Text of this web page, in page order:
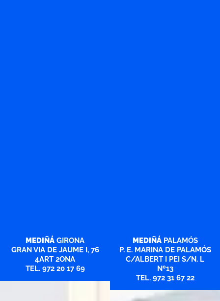
MEDIÑÁ GIRONA
GRAN VIA DE JAUME I, 76
4ART 2ONA
TEL. 972 20 17 69
MEDIÑÁPALAMÓS
P. E. MARINA DE PALAMÓS
C/ALBERT I PEI S/N. L
Nº13
TEL. 972 31 67 22